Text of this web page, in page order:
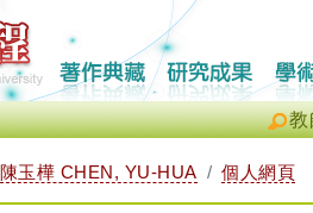
教
陳玉樺 CHEN, YU-HUA 個人網頁